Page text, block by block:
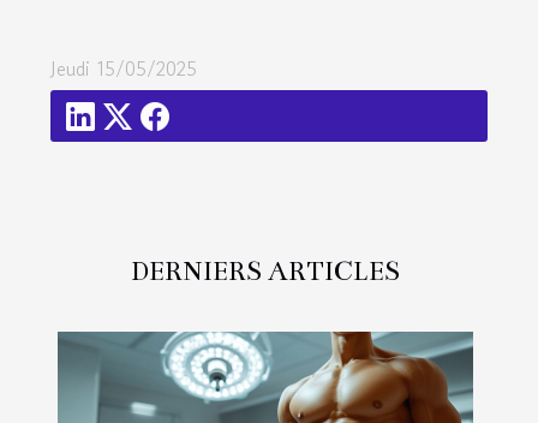
Jeudi 15/05/2025
DERNIERS ARTICLES